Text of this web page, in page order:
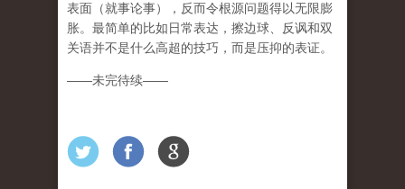
表面（就事论事），反而令根源问题得以无限膨
胀。最简单的比如日常表达，擦边球、反讽和双
关语并不是什么高超的技巧，而是压抑的表证。
——未完待续——